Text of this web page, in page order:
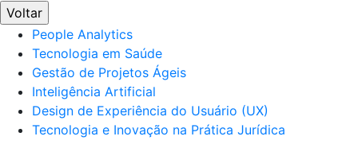
Voltar
People Analytics
Tecnologia em Saúde
Gestão de Projetos Ágeis
Inteligência Artificial
Design de Experiência do Usuário (UX)
Tecnologia e Inovação na Prática Jurídica